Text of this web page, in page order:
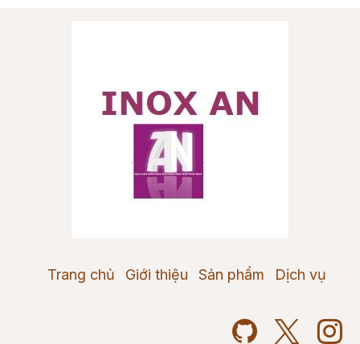
Trang chủ Giới thiệu Sản phẩm Dịch vụ